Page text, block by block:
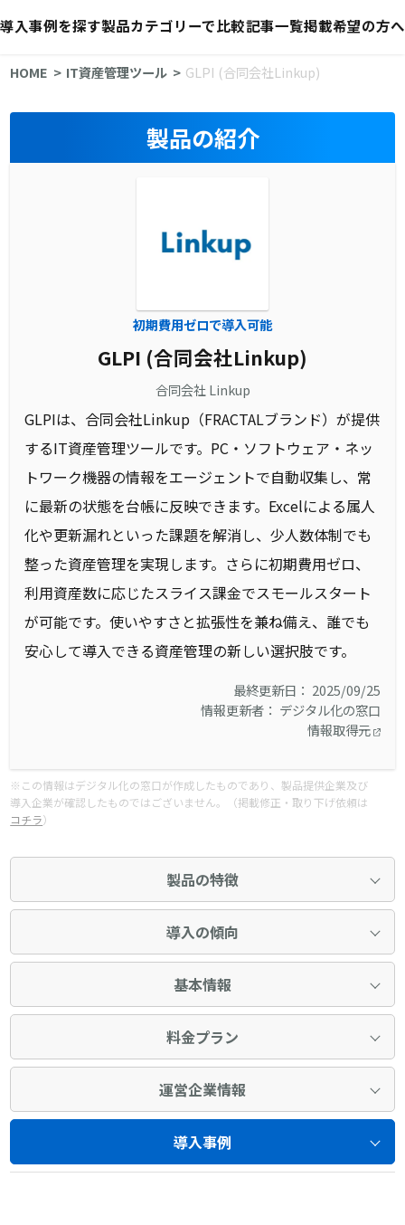
導入事例を探す製品カテゴリーで比較記事一覧掲載希望の方へ
HOME IT資産管理ツール GLPI (合同会社Linkup)
製品の紹介
初期費用ゼロで導入可能
GLPI (合同会社Linkup)
合同会社 Linkup
GLPIは、合同会社Linkup（FRACTALブランド）が提供
するIT資産管理ツールです。PC・ソフトウェア・ネッ
トワーク機器の情報をエージェントで自動収集し、常
に最新の状態を台帳に反映できます。Excelによる属人
化や更新漏れといった課題を解消し、少人数体制でも
整った資産管理を実現します。さらに初期費用ゼロ、
利用資産数に応じたスライス課金でスモールスタート
が可能です。使いやすさと拡張性を兼ね備え、誰でも
安心して導入できる資産管理の新しい選択肢です。
最終更新日： 2025/09/25
情報更新者： デジタル化の窓口
情報取得元
※この情報はデジタル化の窓口が作成したものであり、製品提供企業及び
導入企業が確認したものではございません。（掲載修正・取り下げ依頼は
コチラ）
製品の特徴
導入の傾向
基本情報
料金プラン
運営企業情報
導入事例